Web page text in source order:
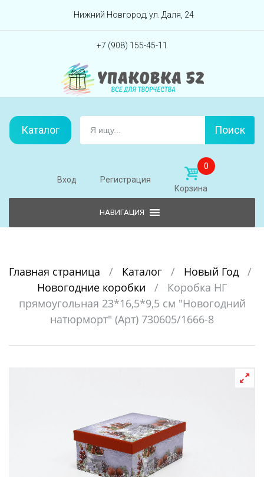
Перейти вниз
Нижний Новгород, ул. Даля, 24
+7 (908) 155-45-11
Каталог Поиск
Вход Регистрация
0
Корзина
Главная страница / Каталог / Новый Год
/
Новогодние коробки
/
Коробка НГ
прямоугольная 23*16,5*9,5 см "Новогодний
натюрморт" (Арт) 730605/1666-8